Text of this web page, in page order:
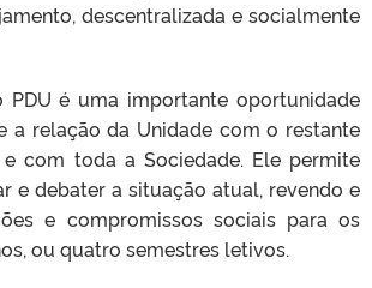
descentralizada e socialmente
PDU é uma importante oportunidade
a relação da Unidade com o restante
com toda a Sociedade. Ele permite
e debater a situação atual, revendo e
e compromissos sociais para os
ou quatro semestres letivos.